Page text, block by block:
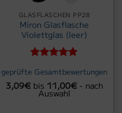
GLASFLASCHEN PP28
Miron Glasflasche
Violettglas (leer)
mit5von
5
geprüfte Gesamtbewertungen
3,09€bis 11,00€- nach
Auswahl